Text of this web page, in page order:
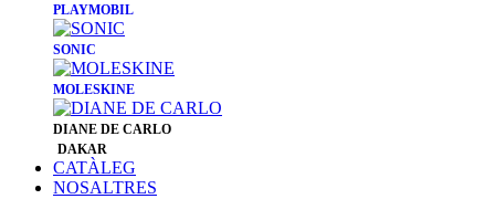
PLAYMOBIL
SONIC
MOLESKINE
DIANE DE CARLO
DAKAR
CATÀLEG
NOSALTRES